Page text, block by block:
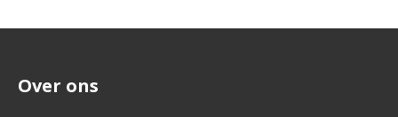
Over ons